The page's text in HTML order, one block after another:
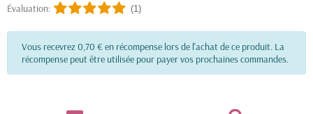
Évaluation: (1)
Vous recevrez 0,70 € en récompense lors de l'achat de ce produit. La
récompense peut être utilisée pour payer vos prochaines commandes.